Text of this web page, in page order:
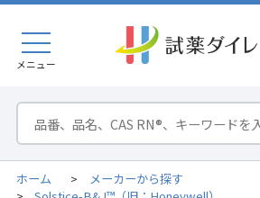
メニュー
ホーム > メーカーから探す